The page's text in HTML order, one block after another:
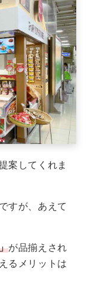
案してくれま
すが、あえて
が品揃えされ
るメリットは